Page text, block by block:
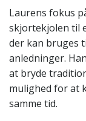
Laurens fokus
skjortekjolen til
der kan bruges
anledninger.
at bryde
mulighed for at
samme tid.